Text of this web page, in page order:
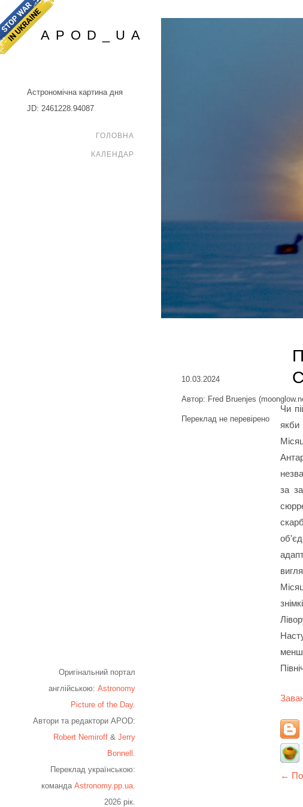
APOD_UA
Астрономічна картина дня
JD: 2461228.94087
ГОЛОВНА
КАЛЕНДАР
Оригінальний портал
англійською:Astronomy
Picture of the Day.
Автори та редактори APOD:
Robert Nemiroff &Jerry
Bonnell
Переклад українською:
командаAstronomy.pp.ua
2026 рік.
10.03.2024
Автор: Fred Bruenjes
Переклад не перевірено
Чи
якби
за
←